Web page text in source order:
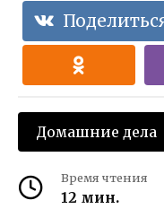
Домашние дела
Время чтения
12 мин.